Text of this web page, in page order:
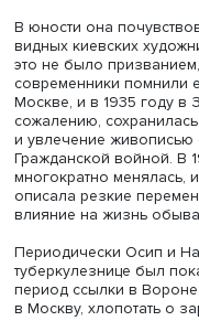
масштаб. Сейчас
аудиторий, но в
периоды сохранения
сохранить
Открывая чтения,
жизни Надежды
году в Саратове,
можно разделить на
Осипом
ареста в 1938 году
него, весь смысл
поэта.